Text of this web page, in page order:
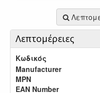
Λεπτομέρειες
Κωδικός
Manufacturer
MPN
EAN Number